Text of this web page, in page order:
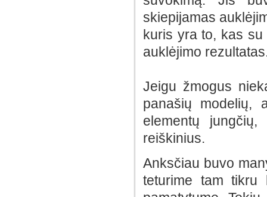
skiepijamas
kuris yra to, kas
auklėjimo
Jeigu žmogus
panašių modelių,
elementų
reiškinius.
Anksčiau buvo
teturime tam tikru